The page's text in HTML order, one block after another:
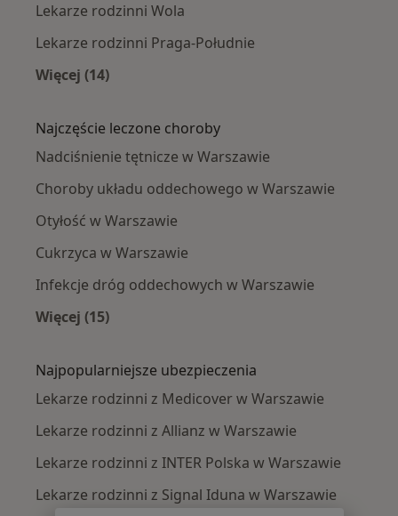
Lekarze rodzinni Wola
Lekarze rodzinni Praga-Południe
Więcej (14)
Najczęście leczone choroby
Nadciśnienie tętnicze w Warszawie
Choroby układu oddechowego w Warszawie
Otyłość w Warszawie
Cukrzyca w Warszawie
Infekcje dróg oddechowych w Warszawie
Więcej (15)
Najpopularniejsze ubezpieczenia
Lekarze rodzinni z Medicover w Warszawie
Lekarze rodzinni z Allianz w Warszawie
Lekarze rodzinni z INTER Polska w Warszawie
Lekarze rodzinni z Signal Iduna w Warszawie